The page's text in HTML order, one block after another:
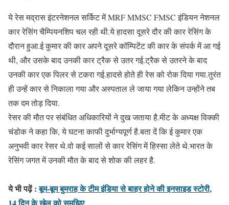
ये रेस मद्रास इंटरनेशनल सर्किट में MRF MMSC FMSC इंडियन नेशनल
कार रेसिंग चैम्पियनशिप चल रही थी.ये हादसा दूसरे दौर की कार रेसिंग के
दौरान हुआ.ई कुमार की कार अपने दूसरे कॉम्पिटेंट की कार के संपर्क में आ गई
थी, और उसके बाद उनकी कार ट्रैक से उतर गई.ट्रैक से उतरने के बाद
उनकी कार एक पिलर से टकरा गई.हादसे होते ही रेस को रोक दिया गया.तुरंत
ही उन्हें कार से निकाला गया और अस्पताल ले जाया गया लेकिन उन्होंने तब
तक दम तोड़ दिया.
रेसर की मौत पर संबंधित अधिकारियों ने दुख जताया है.मीट के अध्यक्ष विक्की
चंडोक ने कहा कि, ये घटना काफी दुर्भाग्यपूर्ण है.बता दें कि ई कुमार एक
अनुभवी कार रेसर थे.वो कई सालों से कार रेसिंग में हिस्सा लेते थे.भारत के
रेसिंग जगत में उनकी मौत के बाद से शोक की लहर है.
ये भी पढ़ें : बूम-बूम बुमराह के टीम इंडिया से बाहर होने की इनसाइड स्टोरी,